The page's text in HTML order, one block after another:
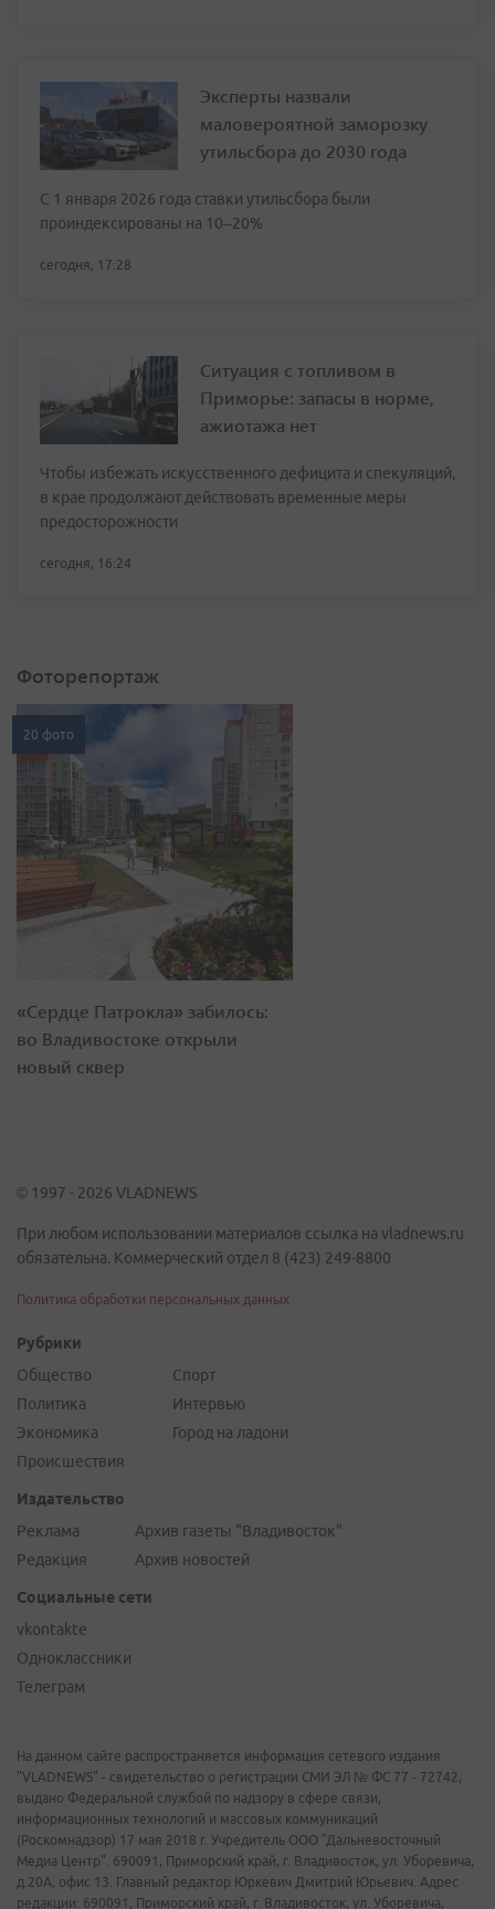
Эксперты назвали
маловероятной заморозку
утильсбора до 2030 года
С 1 января 2026 года ставки утильсбора были
проиндексированы на 10–20%
сегодня, 17:28
Ситуация с топливом в
Приморье: запасы в норме,
ажиотажа нет
Чтобы избежать искусственного дефицита и спекуляций,
в крае продолжают действовать временные меры
предосторожности
сегодня, 16:24
Фоторепортаж
20 фото
«Сердце Патрокла» забилось:
во Владивостоке открыли
новый сквер
© 1997 - 2026 VLADNEWS
При любом использовании материалов ссылка на vladnews.ru
обязательна. Коммерческий отдел 8 (423) 249-8800
Политика обработки персональных данных
Рубрики
Общество
Политика
Экономика
Происшествия
Спорт
Интервью
Город на ладони
Издательство
Реклама
Редакция
Архив газеты "Владивосток"
Архив новостей
Социальные сети
vkontakte
Одноклассники
Телеграм
На данном сайте распространяется информация сетевого издания
"VLADNEWS" - свидетельство о регистрации СМИ ЭЛ № ФС 77 - 72742,
выдано Федеральной службой по надзору в сфере связи,
информационных технологий и массовых коммуникаций
(Роскомнадзор) 17 мая 2018 г. Учредитель ООО "Дальневосточный
Медиа Центр". 690091, Приморский край, г. Владивосток, ул. Уборевича,
д.20А, офис 13. Главный редактор Юркевич Дмитрий Юрьевич. Адрес
редакции: 690091, Приморский край, г. Владивосток, ул. Уборевича,